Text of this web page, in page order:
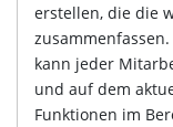
erstellen, die die
kann jeder
und auf dem
Funktionen im